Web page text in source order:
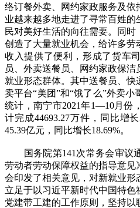
络订餐外卖、网约家政服务及
业越来越多地走进了寻常百姓的
民对美好生活的向往需要。同
创造了大量就业机会，给许多
收入提供了便利，形成了货车
员、外卖送餐员、网约家政保
就业形态群体。其中送餐员、
卖平台“美团”和“饿了么”外卖
统计，南宁市2021年1—10月份
计完成44693.27万件，同比增
45.39亿元，同比增长18.69%。
国务院第141次常务会审议
劳动者劳动保障权益的指导意
会印发了相关意见，对新就业形
立足于以习近平新时代中国特
党建带工建的工作原则，坚持